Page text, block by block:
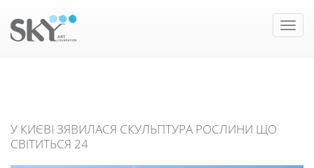
Toggle
У КИЄВІ ЗЯВИЛАСЯ СКУЛЬПТУРА РОСЛИНИ ЩО
СВІТИТЬСЯ 24